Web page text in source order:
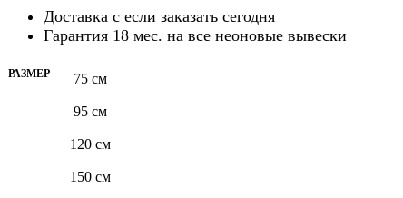
Доставка с если заказать сегодня
Гарантия 18 мес. на все неоновые вывески
РАЗМЕР 75 см
95 см
120 см
150 см